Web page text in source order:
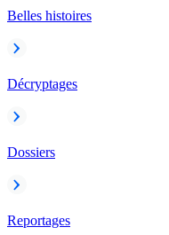
Belles histoires
Décryptages
Dossiers
Reportages